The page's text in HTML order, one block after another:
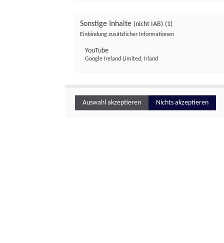
Sonstige Inhalte (nicht IAB) (1)
Einbindung zusätzlicher Informationen
YouTube
Google Ireland Limited, Irland
Auswahl akzeptieren Nichts akzeptieren